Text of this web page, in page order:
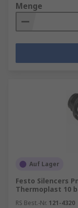
Menge
Auf Lager
Festo Silencers
Thermoplast 10
RS Best.-Nr. 121-4320